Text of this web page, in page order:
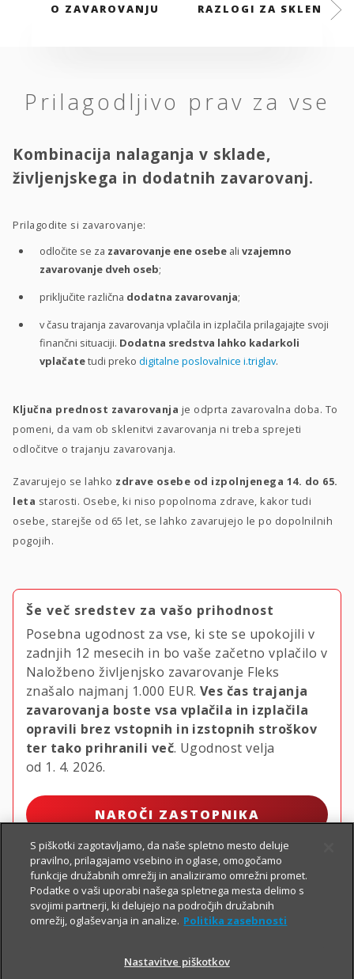
O ZAVAROVANJU RAZLOGI ZA SKLENITEV
Prilagodljivo prav za vse
Kombinacija nalaganja v sklade,
življenjskega in dodatnih zavarovanj.
Prilagodite si zavarovanje:
odločite se za zavarovanje ene osebe ali vzajemno
zavarovanje dveh oseb;
priključite različna dodatna zavarovanja;
v času trajanja zavarovanja vplačila in izplačila prilagajajte svoji
finančni situaciji. Dodatna sredstva lahko kadarkoli
vplačatetudi preko digitalne poslovalnice i.triglav.
Ključna prednost zavarovanja je odprta zavarovalna doba. To
pomeni, da vam ob sklenitvi zavarovanja ni treba sprejeti
odločitve o trajanju zavarovanja.
Zavarujejo se lahko zdrave osebe od izpolnjenega 14. do 65.
leta starosti. Osebe, ki niso popolnoma zdrave, kakor tudi
osebe, starejše od 65 let, se lahko zavarujejo le po dopolnilnih
pogojih.
Še več sredstev za vašo prihodnost
Posebna ugodnost za vse, ki ste se upokojili v
zadnjih 12 mesecih in bo vaše začetno vplačilo v
Naložbeno življenjsko zavarovanje Fleks
znašalo najmanj 1.000 EUR. Ves čas trajanja
zavarovanja boste vsa vplačila in izplačila
opravili brez vstopnih in izstopnih stroškov
ter tako prihranili več. Ugodnost velja
od 1. 4. 2026.
NAROČI ZASTOPNIKA
S piškotki zagotavljamo, da naše spletno mesto deluje
pravilno, prilagajamo vsebino in oglase, omogočamo
funkcije družabnih omrežij in analiziramo omrežni promet.
Podatke o vaši uporabi našega spletnega mesta delimo s
svojimi partnerji, ki delujejo na področjih družabnih
omrežij, oglaševanja in analize. Politika zasebnosti
Nastavitve piškotkov